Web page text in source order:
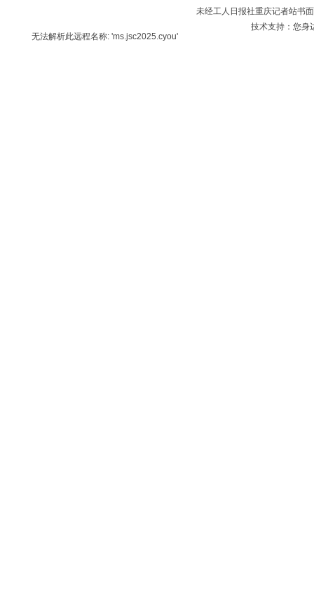
未经工人日报社重庆记者站书
技术支持：您
无法解析此远程名称: 'ms.jsc2025.cyou'